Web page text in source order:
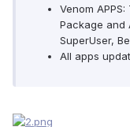
Venom
Package and
SuperUser,
All apps